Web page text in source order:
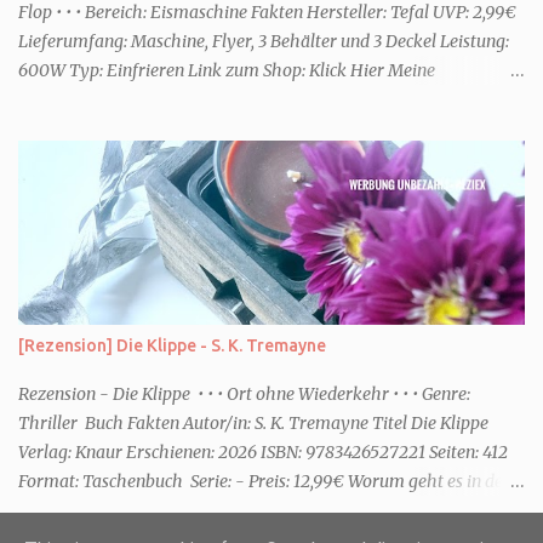
“ Sommer Flirt ...
Flop • • • Bereich: Eismaschine Fakten Hersteller: Tefal UVP: 2,99€
Lieferumfang: Maschine, Flyer, 3 Behälter und 3 Deckel Leistung:
600W Typ: Einfrieren Link zum Shop: Klick Hier Meine
ausgepackt und aufgebaut. Eine Anleitung ist dabei, die enthält
aber nicht viele Informationen. Ob die Behälter in die
Spülmaschine dürfen oder ähnliches, habe ich dort jedenfalls nicht
entnehmen können. Rezepte gibt es über eine Art Flyer. Dort sind
Online ein paar Rezepte für die unterschiedlichsten Funktionen des
Gerätes. Für den Aufbau habe ich keine fünf Minuten benötigt. Die
Optik Die Optik ist nett. Sie erinnert mich von der Größe her an
eine Kaffeemaschine. Farblich ist sie dezent und passt zum Eis. Ich
würde sagen Retro meets Moderne. Das Bedienfeld hat eine ...
[Rezension] Die Klippe - S. K. Tremayne
Rezension - Die Klippe • • • Ort ohne Wiederkehr • • • Genre:
Thriller Buch Fakten Autor/in: S. K. Tremayne Titel Die Klippe
Verlag: Knaur Erschienen: 2026 ISBN: 9783426527221 Seiten: 412
Format: Taschenbuch Serie: - Preis: 12,99€ Worum geht es in dem
Buch Karenza hat ihre Routinen, als ihr Ex-Mann sie um Hilfe